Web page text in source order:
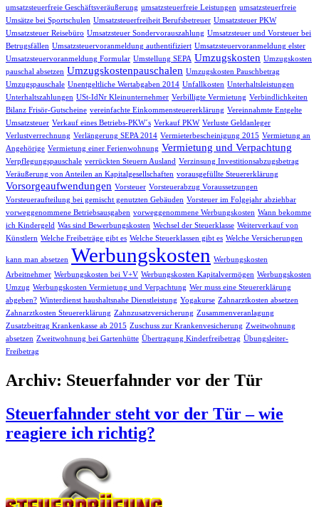
umsatzsteuerfreie Geschäftsveräußerung umsatzsteuerfreie Leistungen umsatzsteuerfreie
Umsätze bei Sportschulen Umsatzsteuerfreiheit Berufsbetreuer Umsatzsteuer PKW
Umsatzsteuer Reisebüro Umsatzsteuer Sondervorauszahlung Umsatzsteuer und Vorsteuer bei
Betrugsfällen Umsatzsteuervoranmeldung authentifiziert Umsatzsteuervoranmeldung elster
Umsatzsteuervoranmeldung Formular Umstellung SEPA Umzugskosten Umzugskosten
pauschal absetzen Umzugskostenpauschalen Umzugskosten Pauschbetrag
Umzugspauschale Unentgeltliche Wertabgaben 2014 Unfallkosten Unterhaltsleistungen
Unterhaltszahlungen USt-IdNr Kleinunternehmer Verbilligte Vermietung Verbindlichkeiten
Bilanz Frisör-Gutscheine vereinfachte Einkommensteuererklärung Vereinnahmte Entgelte
Umsatzsteuer Verkauf eines Betriebs-PKW´s Verkauf PKW Verluste Geldanleger
Verlustverrechnung Verlängerung SEPA 2014 Vermieterbescheinigung 2015 Vermietung an
Angehörige Vermietung einer Ferienwohnung Vermietung und Verpachtung
Verpflegungspauschale verrückten Steuern Ausland Verzinsung Investitionsabzugsbetrag
Veräußerung von Anteilen an Kapitalgesellschaften vorausgefüllte Steuererklärung
Vorsorgeaufwendungen Vorsteuer Vorsteuerabzug Voraussetzungen
Vorsteueraufteilung bei gemischt genutzten Gebäuden Vorsteuer im Folgejahr abziehbar
vorweggenommene Betriebsausgaben vorweggenommene Werbungskosten Wann bekomme
ich Kindergeld Was sind Bewerbungskosten Wechsel der Steuerklasse Weiterverkauf von
Künstlern Welche Freibeträge gibt es Welche Steuerklassen gibt es Welche Versicherungen
kann man absetzen Werbungskosten Werbungskosten
Arbeitnehmer Werbungskosten bei V+V Werbungskosten Kapitalvermögen Werbungskosten
Umzug Werbungskosten Vermietung und Verpachtung Wer muss eine Steuererklärung
abgeben? Winterdienst haushaltsnahe Dienstleistung Yogakurse Zahnarztkosten absetzen
Zahnarztkosten Steuererklärung Zahnzusatzversicherung Zusammenveranlagung
Zusatzbeitrag Krankenkasse ab 2015 Zuschuss zur Krankenvesicherung Zweitwohnung
absetzen Zweitwohnung bei Gartenhütte Übertragung Kinderfreibetrag Übungsleiter-
Freibetrag
Archiv: Steuerfahnder vor der Tür
Steuerfahnder steht vor der Tür – wie
reagiere ich richtig?